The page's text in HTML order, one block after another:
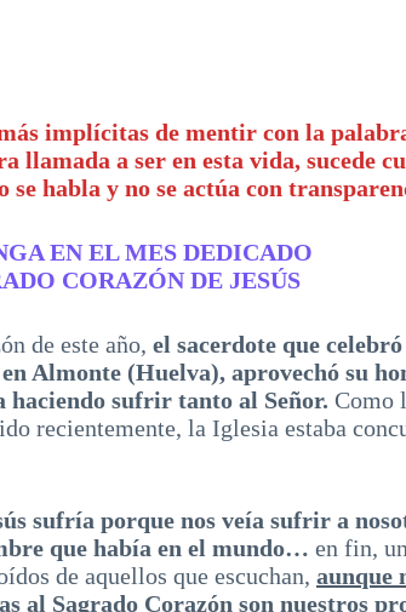
implícitas de mentir con la
llamada a ser en esta vida, sucede
se habla y no se actúa con
EN EL MES DEDICADO
CORAZÓN DE JESÚS
de este año, el sacerdote que
Almonte (Huelva), aprovechó su
haciendo sufrir tanto al Señor. Como
recientemente, la Iglesia estaba
sufría porque nos veía sufrir a
que había en el mundo… en fin,
de aquellos que escuchan, aunque
al Sagrado Corazón son nuestros